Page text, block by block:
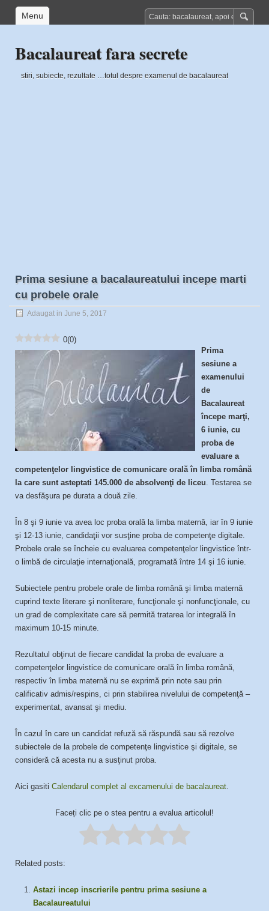
Menu
Bacalaureat fara secrete
stiri, subiecte, rezultate …totul despre examenul de bacalaureat
Prima sesiune a bacalaureatului incepe marti
cu probele orale
Adaugat in June 5, 2017
0(0)
Prima
sesiune a
examenului
de
Bacalaureat
începe marţi,
6 iunie, cu
proba de
evaluare a
competenţelor lingvistice de comunicare orală în limba română
la care sunt asteptati 145.000 de absolvenţi de liceu. Testarea se
va desfăşura pe durata a două zile.
În 8 şi 9 iunie va avea loc proba orală la limba maternă, iar în 9 iunie
şi 12-13 iunie, candidaţii vor susţine proba de competenţe digitale.
Probele orale se încheie cu evaluarea competenţelor lingvistice într-
o limbă de circulaţie internaţională, programată între 14 şi 16 iunie.
Subiectele pentru probele orale de limba română şi limba maternă
cuprind texte literare şi nonliterare, funcţionale şi nonfuncţionale, cu
un grad de complexitate care să permită tratarea lor integrală în
maximum 10-15 minute.
Rezultatul obţinut de fiecare candidat la proba de evaluare a
competenţelor lingvistice de comunicare orală în limba română,
respectiv în limba maternă nu se exprimă prin note sau prin
calificativ admis/respins, ci prin stabilirea nivelului de competenţă –
experimentat, avansat şi mediu.
În cazul în care un candidat refuză să răspundă sau să rezolve
subiectele de la probele de competenţe lingvistice şi digitale, se
consideră că acesta nu a susţinut proba.
Aici gasiti Calendarul complet al excamenului de bacalaureat.
Faceți clic pe o stea pentru a evalua articolul!
Related posts:
Astazi incep inscrierile pentru prima sesiune a
Bacalaureatului